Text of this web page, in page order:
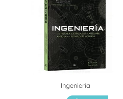
Ingeniería